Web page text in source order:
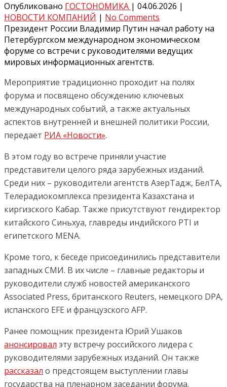
Опубликовано ГОСТОНОМИКА | 04.06.2026 |
НОВОСТИ КОМПАНИЙ | No Comments
Президент России Владимир Путин начал работу на
Петербургском международном экономическом
форуме со встречи с руководителями ведущих
мировых информационных агентств.
Мероприятие традиционно проходит на полях
форума и посвящено обсуждению ключевых
международных событий, а также актуальных
аспектов внутренней и внешней политики России,
передает РИА «Новости».
В этом году во встрече приняли участие
представители целого ряда зарубежных изданий.
Среди них – руководители агентств АзерТадж, БелТА,
Телерадиокомплекса президента Казахстана и
киргизского Кабар. Также присутствуют гендиректор
китайского Синьхуа, главреды индийского PTI и
египетского MENA.
Кроме того, к беседе присоединились представители
западных СМИ. В их числе – главные редакторы и
руководители служб новостей американского
Associated Press, британского Reuters, немецкого DPA,
испанского EFE и французского AFP.
Ранее помощник президента Юрий Ушаков
анонсировал эту встречу российского лидера с
руководителями зарубежных изданий. Он также
рассказал о предстоящем выступлении главы
государства на пленарном заседании форума.